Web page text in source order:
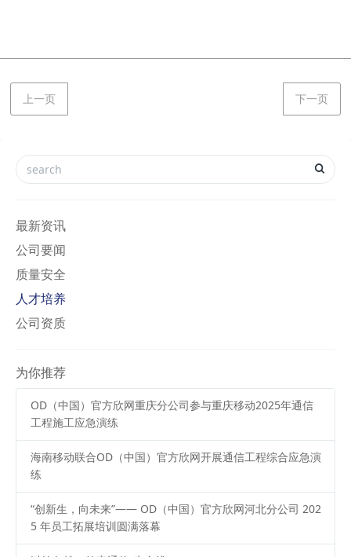
上一页 下一页
最新资讯
公司要闻
质量安全
人才培养
公司资质
为你推荐
OD（中国）官方欣网重庆分公司参与重庆移动2025年通信
工程施工应急演练
海南移动联合OD（中国）官方欣网开展通信工程综合应急演
练
“创新生，向未来”—— OD（中国）官方欣网河北分公司 202
5 年员工拓展培训圆满落幕